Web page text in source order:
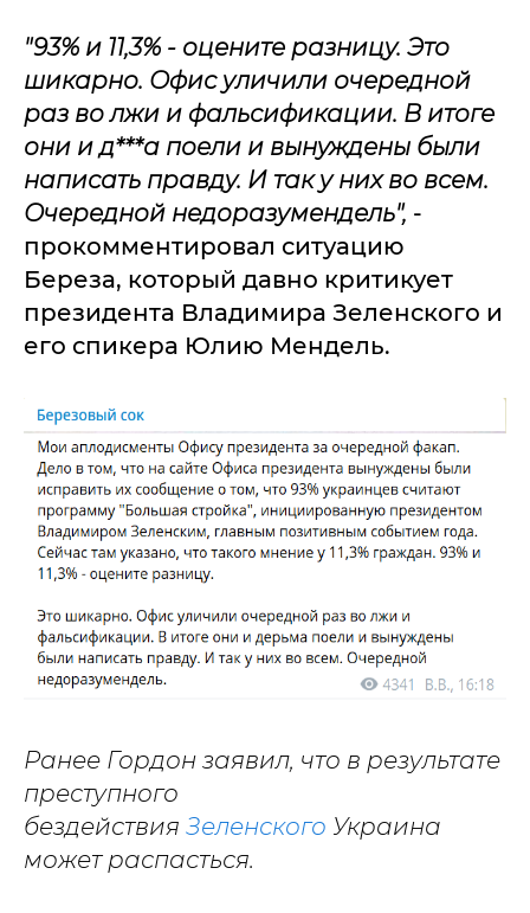
"93% и 11,3% - оцените разницу. Это
шикарно. Офис уличили очередной
раз во лжи и фальсификации. В итоге
они и д***а поели и вынуждены были
написать правду. И так у них во всем.
Очередной недоразумендель", -
прокомментировал ситуацию
Береза, который давно критикует
президента Владимира Зеленского и
его спикера Юлию Мендель.
Ранее Гордон заявил, что в результате
преступного
бездействия Зеленского Украина
может распасться.